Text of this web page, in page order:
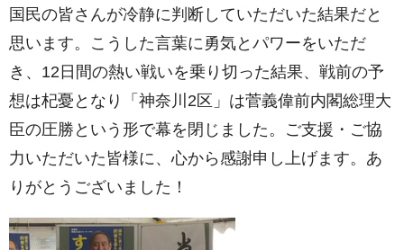
国民の皆さんが冷静に判断していただいた結果だと
思います。こうした言葉に勇気とパワーをいただ
き、12日間の熱い戦いを乗り切った結果、戦前の予
想は杞憂となり「神奈川2区」は菅義偉前内閣総理大
臣の圧勝という形で幕を閉じました。ご支援・ご協
力いただいた皆様に、心から感謝申し上げます。あ
りがとうございました！